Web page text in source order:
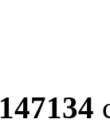
147134